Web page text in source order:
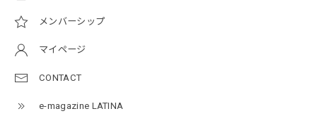
メンバーシップ
マイページ
CONTACT
e-magazine LATINA